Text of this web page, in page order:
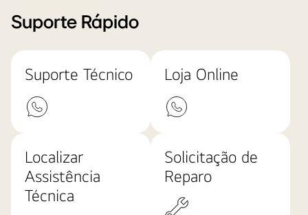
Suporte Rápido
Suporte Técnico Loja Online
Localizar
Assistência
Técnica
Solicitação de
Reparo